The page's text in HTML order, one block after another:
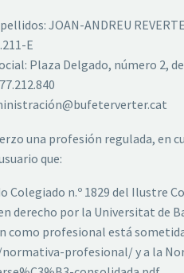
JOAN-ANDREU
E
Plaza Delgado, número 2,
una profesión regulada, en
que:
Colegiado n.º 1829 del Ilustre
derecho por la Universitat de
como profesional está
profesional/ y a la